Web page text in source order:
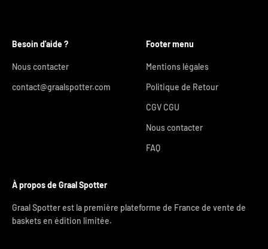
Besoin d'aide ?
Nous contacter
contact@graalspotter.com
À propos de Graal Spotter
Graal Spotter est la première plateforme de France de vente de
baskets en édition limitée.
Footer menu
Mentions légales
Politique de Retour
CGV CGU
Nous contacter
FAQ